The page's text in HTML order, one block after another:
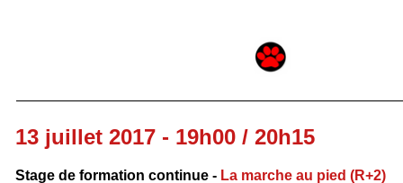
13 juillet 2017 - 19h00 / 20h15
Stage de formation continue - La marche au pied (R+2)